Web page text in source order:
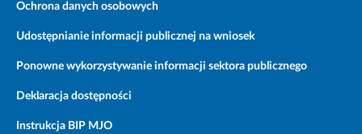
Ochrona danych osobowych
Udostępnianie informacji publicznej na wniosek
Ponowne wykorzystywanie informacji sektora publicznego
Deklaracja dostępności
Instrukcja BIP MJO